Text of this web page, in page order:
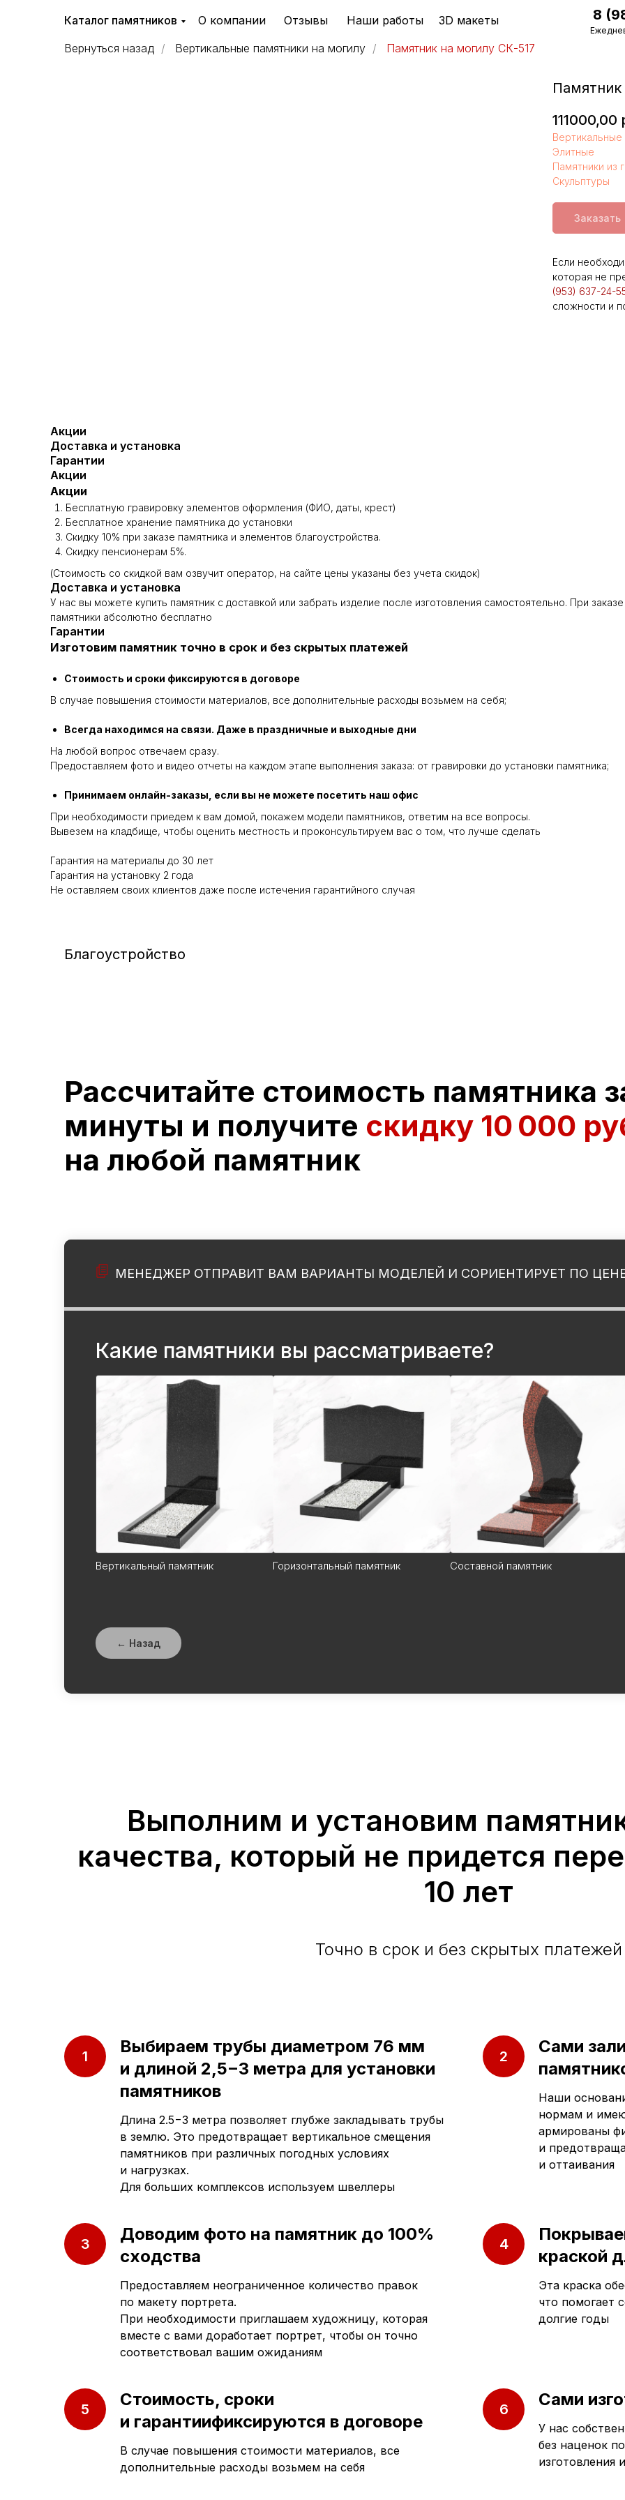
Каталог памятников О компании Отзывы Наши работы 3D макеты 8
Вернуться назад / Вертикальные памятники на могилу / Памятник на могилу СК-517
111000,00
Вертикальные
Элитные
Памятники из
Скульптуры
Заказать
Если
которая не
(953) 637-24-
сложности и
Акции
Доставка и установка
Гарантии
Акции
Акции
Бесплатную гравировку элементов оформления (ФИО, даты, крест)
Бесплатное хранение памятника до установки
Скидку 10% при заказе памятника и элементов благоустройства.
Скидку пенсионерам 5%.
(Стоимость со скидкой вам озвучит оператор, на сайте цены указаны без учета скидок)
Доставка и установка
У нас вы можете купить памятник с доставкой или забрать изделие после изготовления самостоятельно. При
памятники абсолютно бесплатно
Гарантии
Изготовим памятник точно в срок и без скрытых платежей
Стоимость и сроки фиксируются в договоре
В случае повышения стоимости материалов, все дополнительные расходы возьмем на себя;
Всегда находимся на связи. Даже в праздничные и выходные дни
На любой вопрос отвечаем сразу.
Предоставляем фото и видео отчеты на каждом этапе выполнения заказа: от гравировки до установки памятника;
Принимаем онлайн-заказы, если вы не можете посетить наш офис
При необходимости приедем к вам домой, покажем модели памятников, ответим на все вопросы.
Вывезем на кладбище, чтобы оценить местность и проконсультируем вас о том, что лучше сделать
Гарантия на материалы до 30 лет
Гарантия на установку 2 года
Не оставляем своих клиентов даже после истечения гарантийного случая
Благоустройство
Рассчитайте стоимость памятника
минуты и получите скидку 10 000
на любой памятник
МЕНЕДЖЕР ОТПРАВИТ ВАМ ВАРИАНТЫ МОДЕЛЕЙ И СОРИЕНТИРУЕТ ПО
Какие памятники вы рассматриваете?
Вертикальный памятник Горизонтальный памятник Составной памятник
← Назад
Выполним и установим
качества, который не придется
10 лет
Точно в срок и без скрытых платежей
Выбираем трубы диаметром 76 мм
и длиной 2,5−3 метра для установки
памятников
Длина 2.5−3 метра позволяет глубже закладывать трубы
в землю. Это предотвращает вертикальное смещения
памятников при различных погодных условиях
и нагрузках.
Для больших комплексов используем швеллеры
Сами
Наши
нормам и
армированы
и
и оттаивания
Доводим фото на памятник до 100%
сходства
Предоставляем неограниченное количество правок
по макету портрета.
При необходимости приглашаем художницу, которая
вместе с вами доработает портрет, чтобы он точно
соответствовал вашим ожиданиям
краской
Эта краска
что помогает
долгие годы
Стоимость, сроки
и гарантиификсируются в договоре
В случае повышения стоимости материалов, все
дополнительные расходы возьмем на себя
Сами
У нас
без наценок
изготовления
Приезжайте к нам
в офис
г. Саратов, улица имени Е.И.
Пугачёва, 156